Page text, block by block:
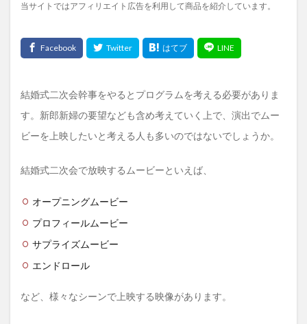
当サイトではアフィリエイト広告を利用して商品を紹介しています。
結婚式二次会幹事をやるとプログラムを考える必要がありま
す。新郎新婦の要望なども含め考えていく上で、演出でムー
ビーを上映したいと考える人も多いのではないでしょうか。
結婚式二次会で放映するムービーといえば、
オープニングムービー
プロフィールムービー
サプライズムービー
エンドロール
など、様々なシーンで上映する映像があります。